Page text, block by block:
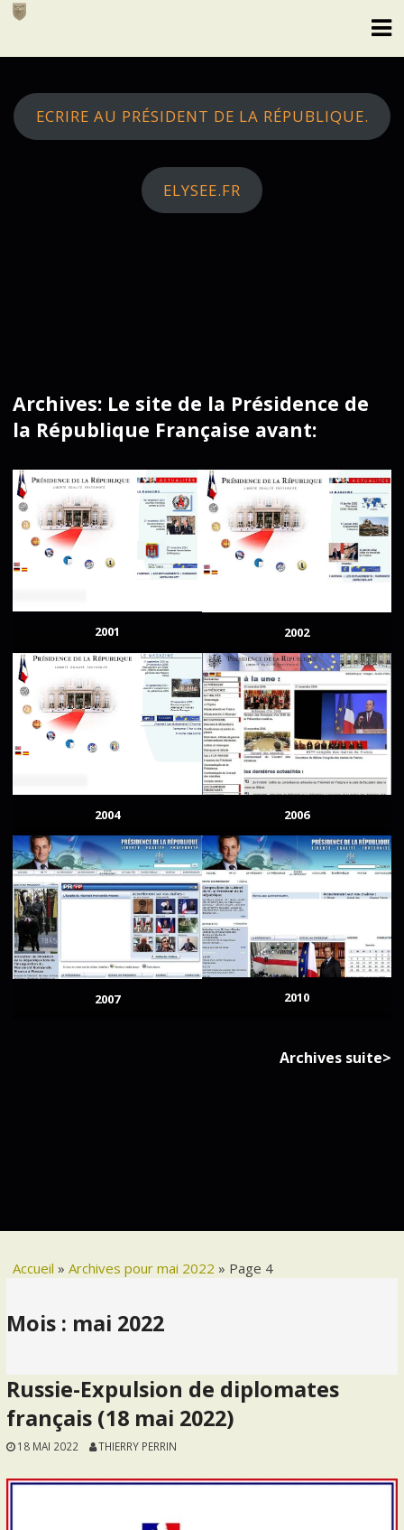
Skip
ECRIRE AU PRÉSIDENT DE LA RÉPUBLIQUE.
ELYSEE.FR
Archives: Le site de la Présidence de
la République Française avant:
2001 2002
2004 2006
2007 2010
Archives suite>
Accueil »Archives pour mai 2022 » Page 4
Mois : mai 2022
Russie-Expulsion de diplomates
français (18 mai 2022)
18 MAI 2022 THIERRY PERRIN